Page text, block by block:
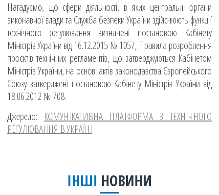
Нагадуємо, що сфери діяльності, в яких центральні органи
виконавчої влади та Служба безпеки України здійснюють функції
технічного регулювання визначені постановою Кабінету
Міністрів України від 16.12.2015 № 1057, Правила розроблення
проєктів технічних регламентів, що затверджуються Кабінетом
Міністрів України, на основі актів законодавства Європейського
Союзу затверджені постановою Кабінету Міністрів України від
18.06.2012 № 708.
Джерело: КОМУНІКАТИВНА ПЛАТФОРМА З ТЕХНІЧНОГО
РЕГУЛЮВАННЯ В УКРАЇНІ
ІНШІ НОВИНИ